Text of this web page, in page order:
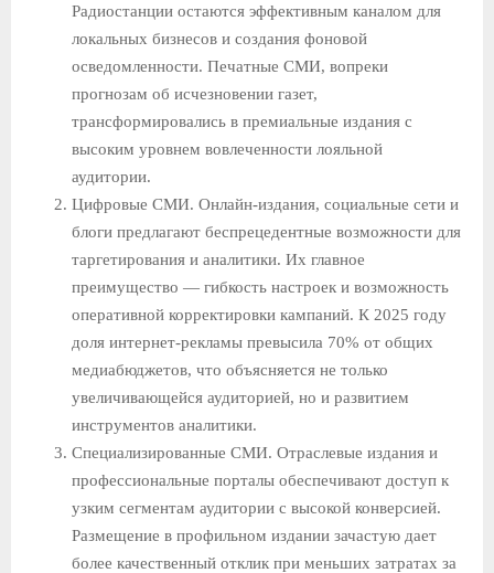
Радиостанции остаются эффективным каналом для
локальных бизнесов и создания фоновой
осведомленности. Печатные СМИ, вопреки
прогнозам об исчезновении газет,
трансформировались в премиальные издания с
высоким уровнем вовлеченности лояльной
аудитории.
Цифровые СМИ. Онлайн-издания, социальные сети и
блоги предлагают беспрецедентные возможности для
таргетирования и аналитики. Их главное
преимущество — гибкость настроек и возможность
оперативной корректировки кампаний. К 2025 году
доля интернет-рекламы превысила 70% от общих
медиабюджетов, что объясняется не только
увеличивающейся аудиторией, но и развитием
инструментов аналитики.
Специализированные СМИ. Отраслевые издания и
профессиональные порталы обеспечивают доступ к
узким сегментам аудитории с высокой конверсией.
Размещение в профильном издании зачастую дает
более качественный отклик при меньших затратах за